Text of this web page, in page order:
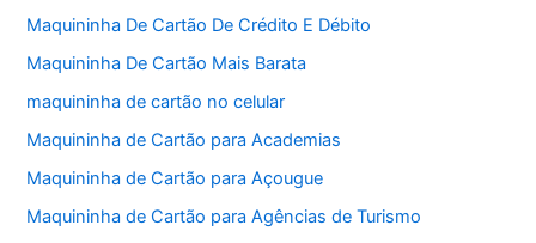
Maquininha De Cartão De Crédito E Débito
Maquininha De Cartão Mais Barata
maquininha de cartão no celular
Maquininha de Cartão para Academias
Maquininha de Cartão para Açougue
Maquininha de Cartão para Agências de Turismo